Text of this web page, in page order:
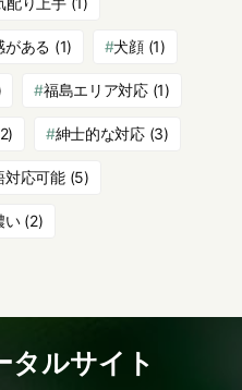
がある (1) 犬顔(1)
福島エリア対応(1)
紳士的な対応(3)
対応可能(5)
い(2)
タルサイト